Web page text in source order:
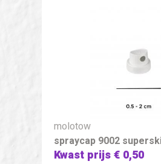
molotow
spraycap 9002
Kwast prijs€ 0,50